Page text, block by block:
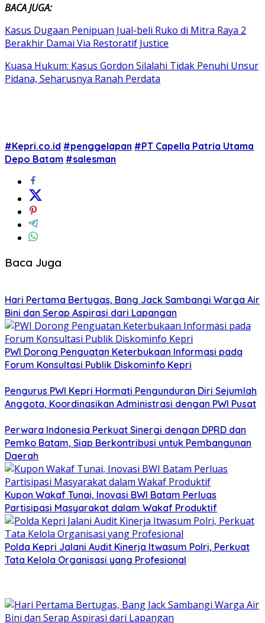
BACA JUGA:
Kasus Dugaan Penipuan Jual-beli Ruko di Mitra Raya 2
Berakhir Damai Via Restoratif Justice
Kuasa Hukum: Kasus Gordon Silalahi Tidak Penuhi Unsur
Pidana, Seharusnya Ranah Perdata
#Kepri.co.id #penggelapan #PT Capella Patria Utama
Depo Batam #salesman
Baca Juga
Hari Pertama Bertugas, Bang Jack Sambangi Warga Air
Bini dan Serap Aspirasi dari Lapangan
PWI Dorong Penguatan Keterbukaan Informasi pada
Forum Konsultasi Publik Diskominfo Kepri
Pengurus PWI Kepri Hormati Pengunduran Diri Sejumlah
Anggota, Koordinasikan Administrasi dengan PWI Pusat
Perwara Indonesia Perkuat Sinergi dengan DPRD dan
Pemko Batam, Siap Berkontribusi untuk Pembangunan
Daerah
Kupon Wakaf Tunai, Inovasi BWI Batam Perluas
Partisipasi Masyarakat dalam Wakaf Produktif
Polda Kepri Jalani Audit Kinerja Itwasum Polri, Perkuat
Tata Kelola Organisasi yang Profesional